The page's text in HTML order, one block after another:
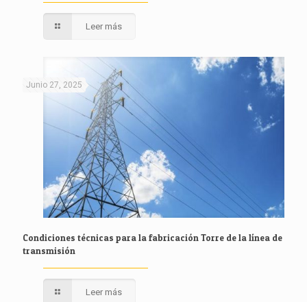
Leer más
Junio 27, 2025
Condiciones técnicas para la fabricación Torre de la línea de
transmisión
Leer más